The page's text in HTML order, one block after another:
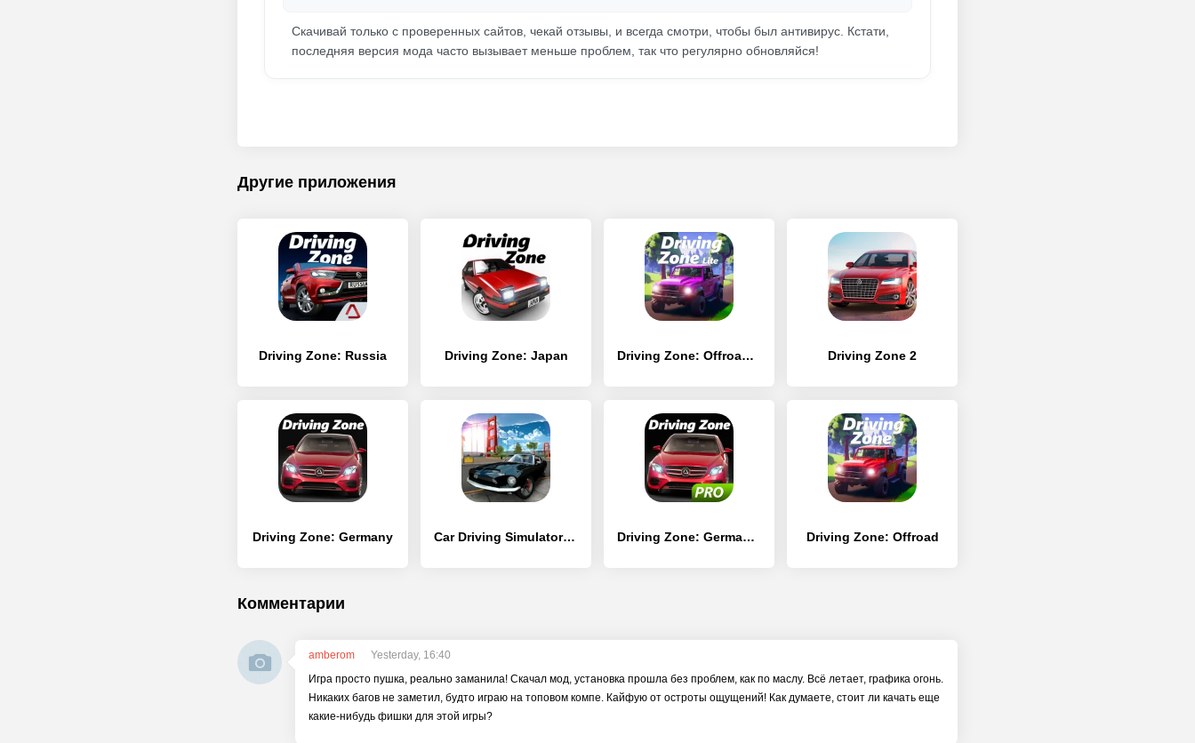
Скачивай только с проверенных сайтов, чекай отзывы, и всегда смотри, чтобы был антивирус. Кстати,
последняя версия мода часто вызывает меньше проблем, так что регулярно обновляйся!
Другие приложения
Driving Zone: Russia Driving Zone: Japan Driving Zone: Offroad Lite Driving Zone 2
Driving Zone: Germany Car Driving Simulator: SF Driving Zone: Germany Pro Driving Zone: Offroad
Комментарии
amberom
Yesterday, 16:40
Игра просто пушка, реально заманила! Скачал мод, установка прошла без проблем, как по маслу. Всё летает, графика огонь.
Никаких багов не заметил, будто играю на топовом компе. Кайфую от остроты ощущений! Как думаете, стоит ли качать еще
какие-нибудь фишки для этой игры?